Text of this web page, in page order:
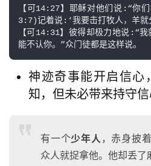
【可14:27】耶稣对他们说:“你
3:7)记着说:‘我要击打牧人，羊就
【可14:31】彼得却极力地说:“
能不认你。”众门徒都是这样说。
神迹奇事能开启信心
知，但未必带来持守信
有一个少年人 ，赤身披
众人就捉拿他。他却丢了